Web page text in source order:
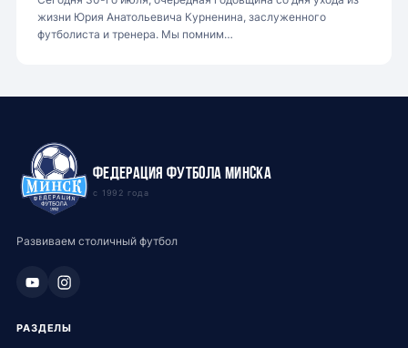
жизни Юрия Анатольевича Курненина, заслуженного
футболиста и тренера. Мы помним…
Федерация футбола Минска
с 1992 года
Развиваем столичный футбол
РАЗДЕЛЫ